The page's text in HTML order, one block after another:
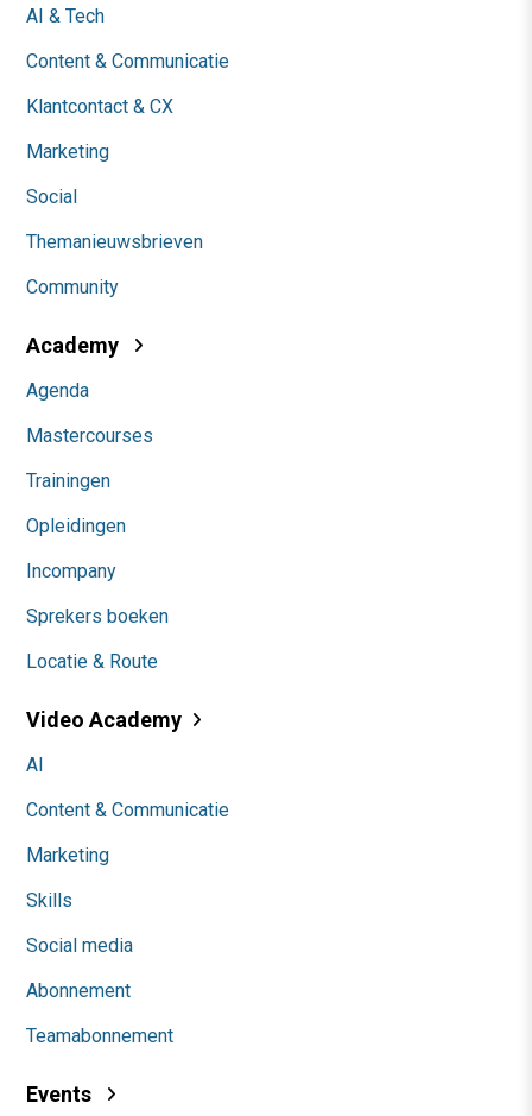
AI & Tech
Content & Communicatie
Klantcontact & CX
Marketing
Social
Themanieuwsbrieven
Community
Academy
Agenda
Mastercourses
Trainingen
Opleidingen
Incompany
Sprekers boeken
Locatie & Route
Video Academy
AI
Content & Communicatie
Marketing
Skills
Social media
Abonnement
Teamabonnement
Events